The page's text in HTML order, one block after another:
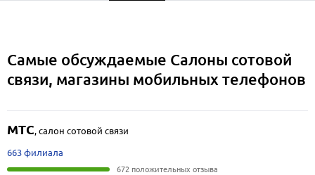
Самые обсуждаемые Салоны сотовой
связи, магазины мобильных телефонов
МТС,салон сотовой связи
663 филиала
672 положительных отзыва